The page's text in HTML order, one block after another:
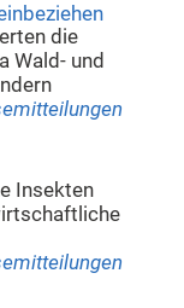
die
Wald- und
Insekten